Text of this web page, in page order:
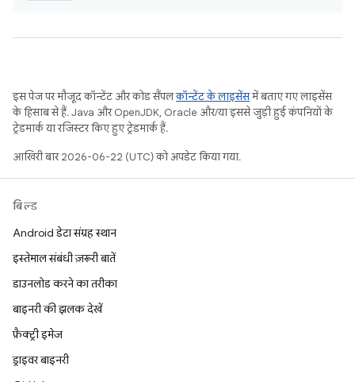
इस पेज पर मौजूद कॉन्टेंट और कोड सैंपलकॉन्टेंट के लाइसेंसमें बताए गए लाइसेंस
के हिसाब से हैं. Java और OpenJDK, Oracle और/या इससे जुड़ी हुई कंपनियों के
ट्रेडमार्क या रजिस्टर किए हुए ट्रेडमार्क हैं.
आखिरी बार 2026-06-22 (UTC) को अपडेट किया गया.
बिल्ड
Android डेटा संग्रह स्थान
इस्तेमाल संबंधी ज़रूरी बातें
डाउनलोड करने का तरीका
बाइनरी की झलक देखें
फ़ैक्ट्री इमेज
ड्राइवर बाइनरी